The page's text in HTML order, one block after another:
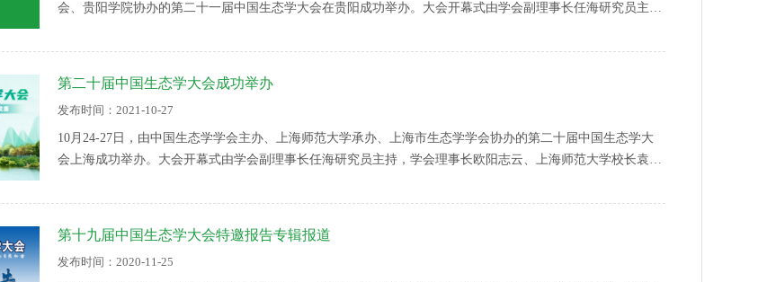
会、贵阳学院协办的第二十一届中国生态学大会在贵阳成功举办。大会开幕式由学会副理事长任海研究员主
欧阳志云理事长表示本届大会以“生态科学新使命：碳中和与生态建设”为主题，邀请了一批高层次院士专家进
行交流研讨，是中国生态学学会践行“绿水青山就是金山银山”等生态文明理念的重要举措。未来学会将继续紧
扣“四个面向”，围绕提升组织凝聚力、学术引领力、社会公信力、国际影响力，建品牌、强组织、育人才、促
开放，不断提升“
第二十届中国生态学大会成功举办
发布时间：2021-10-27
10月24-27日，由中国生态学学会主办、上海师范大学承办、上海市生态学学会协办的第二十届中国生态学大
会上海成功举办。大会开幕式由学会副理事长任海研究员主持，学会理事长欧阳志云、上海师范大学校长袁雯
工作者从党的百年奋斗历程中汲取奋进力量，聚焦奋斗“十四五”，以昂扬姿态奋力开启全面建设社会主义现代
化国家新征程。上海师范大学校长袁雯回顾了该校生态学的科研成就，
第十九届中国生态学大会特邀报告专辑报道
发布时间：2020-11-25